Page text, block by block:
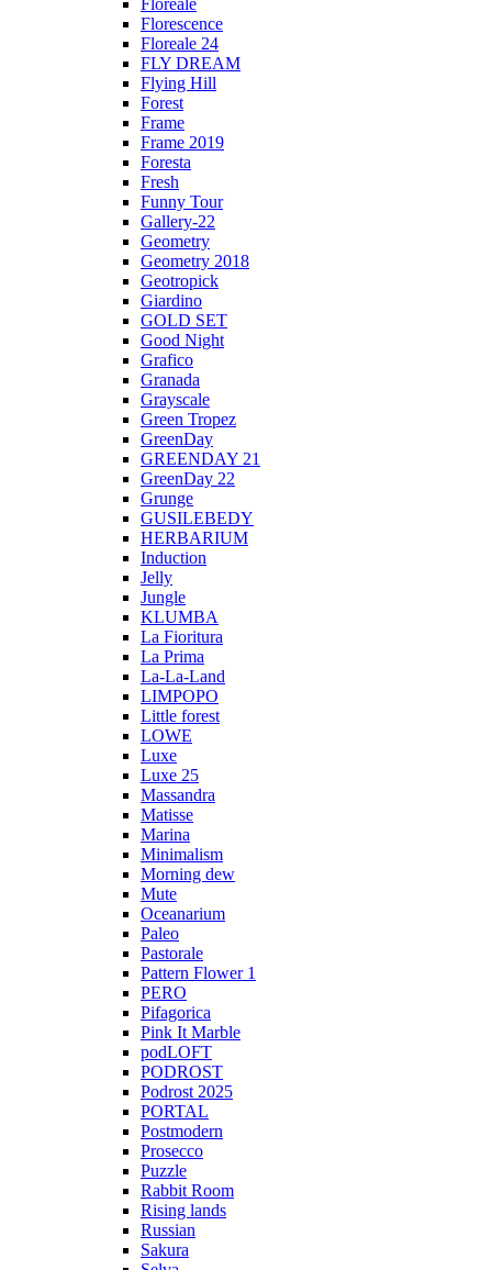
Floreale
Florescence
Floreale 24
FLY DREAM
Flying Hill
Forest
Frame
Frame 2019
Foresta
Fresh
Funny Tour
Gallery-22
Geometry
Geometry 2018
Geotropick
Giardino
GOLD SET
Good Night
Grafico
Granada
Grayscale
Green Tropez
GreenDay
GREENDAY 21
GreenDay 22
Grunge
GUSILEBEDY
HERBARIUM
Induction
Jelly
Jungle
KLUMBA
La Fioritura
La Prima
La-La-Land
LIMPOPO
Little forest
LOWE
Luxe
Luxe 25
Massandra
Matisse
Marina
Minimalism
Morning dew
Mute
Oceanarium
Paleo
Pastorale
Pattern Flower 1
PERO
Pifagorica
Pink It Marble
podLOFT
PODROST
Podrost 2025
PORTAL
Postmodern
Prosecco
Puzzle
Rabbit Room
Rising lands
Russian
Sakura